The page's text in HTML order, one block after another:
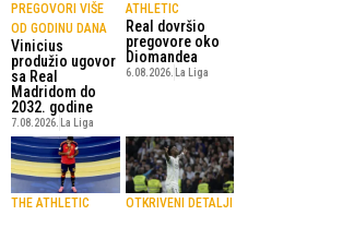
PREGOVORI VIŠE
OD GODINU DANA
Vinicius
produžio ugovor
sa Real
Madridom do
2032. godine
7.08.2026. La Liga
ATHLETIC
Real dovršio
pregovore oko
Diomandea
6.08.2026. La Liga
THE ATHLETIC
OTKRIVENI DETALJI